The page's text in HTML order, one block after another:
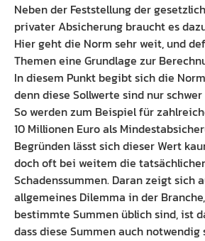
Neben der Feststellung der
privater Absicherung braucht es
Hier geht die Norm sehr weit, und
Themen eine Grundlage zur
In diesem Punkt begibt sich die
denn diese Sollwerte sind nur
So werden zum Beispiel für
10 Millionen Euro als
Begründen lässt sich dieser Wert
doch oft bei weitem die
Schadenssummen. Daran zeigt sich
allgemeines Dilemma in der
bestimmte Summen üblich sind, ist
dass diese Summen auch notwendig